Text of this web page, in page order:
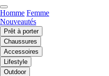
Homme Femme
Nouveautés
Prêt à porter
Chaussures
Accessoires
Lifestyle
Outdoor